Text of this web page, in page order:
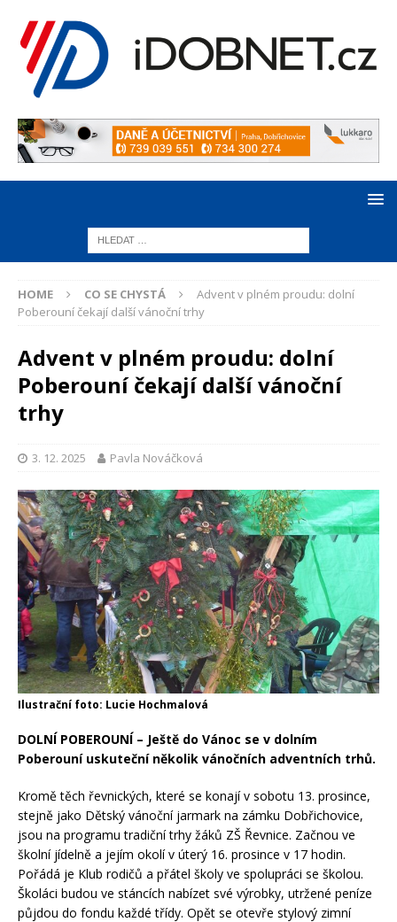
HOME CO SE CHYSTÁ
Advent v plném proudu: dolní
Poberouní čekají další vánoční trhy
Advent v plném proudu: dolní
Poberouní čekají další vánoční
trhy
3. 12. 2025 Pavla Nováčková
Ilustrační foto: Lucie Hochmalová
DOLNÍ POBEROUNÍ – Ještě do Vánoc se v dolním
Poberouní uskuteční několik vánočních adventních trhů.
Kromě těch řevnických, které se konají v sobotu 13. prosince,
stejně jako Dětský vánoční jarmark na zámku Dobřichovice,
jsou na programu tradiční trhy žáků ZŠ Řevnice. Začnou ve
školní jídelně a jejím okolí v úterý 16. prosince v 17 hodin.
Pořádá je Klub rodičů a přátel školy ve spolupráci se školou.
Školáci budou ve stáncích nabízet své výrobky, utržené peníze
půjdou do fondu každé třídy. Opět se otevře stylový zimní